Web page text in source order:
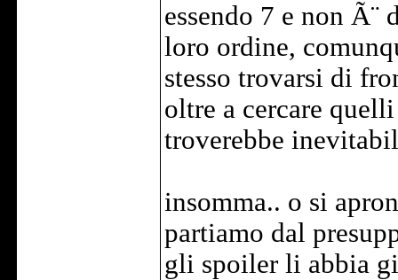
essendo 7 e non
loro ordine,
stesso trovarsi di
oltre a cercare
troverebbe
insomma.. o si
partiamo dal
gli spoiler li abbia